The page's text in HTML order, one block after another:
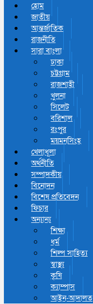
হোম
জাতীয়
আন্তর্জাতিক
রাজনীতি
সারা বাংলা
ঢাকা
চট্টগ্রাম
রাজশাহী
খুলনা
সিলেট
বরিশাল
রংপুর
ময়মনসিংহ
খেলাধূলা
অর্থনীতি
সম্পাদকীয়
বিনোদন
বিশেষ প্রতিবেদন
ফিচার
অন্যান্য
শিক্ষা
ধর্ম
শিল্প সাহিত্য
স্বাস্থ্য
কৃষি
ক্যাম্পাস
আইন-আদালত